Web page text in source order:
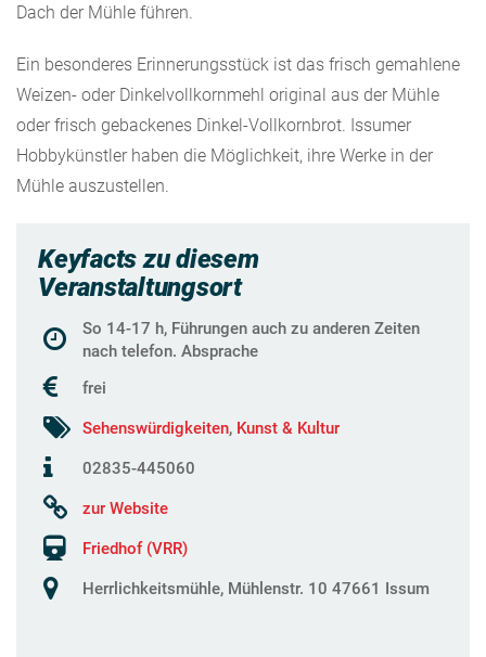
Dach der Mühle führen.
Ein besonderes Erinnerungsstück ist das frisch gemahlene
Weizen- oder Dinkelvollkornmehl original aus der Mühle
oder frisch gebackenes Dinkel-Vollkornbrot. Issumer
Hobbykünstler haben die Möglichkeit, ihre Werke in der
Mühle auszustellen.
Keyfacts zu diesem
Veranstaltungsort
So 14-17 h, Führungen auch zu anderen Zeiten
nach telefon. Absprache
frei
Sehenswürdigkeiten, Kunst & Kultur
02835-445060
zur Website
Friedhof (VRR)
Herrlichkeitsmühle, Mühlenstr. 10 47661 Issum